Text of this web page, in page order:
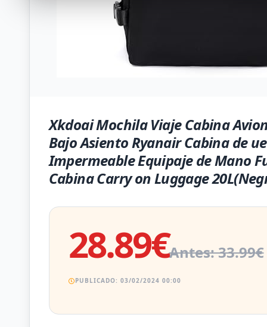
Xkdoai Mochila Viaje Cabina
Bajo Asiento Ryanair Cabina de
Impermeable Equipaje de Mano
Cabina Carry on Luggage
28.89€Antes: 33.99€
PUBLICADO: 03/02/2024 00:00